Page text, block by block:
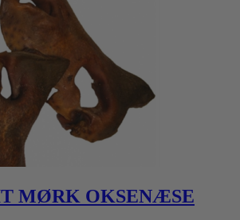
MØRK OKSENÆSE